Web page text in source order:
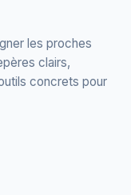
les proches
clairs,
concrets pour